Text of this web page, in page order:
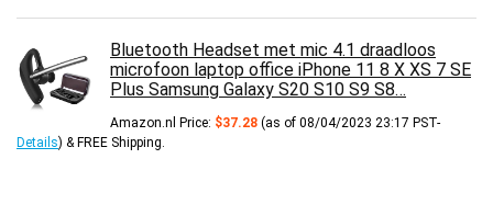
Bluetooth Headset met mic 4.1 draadloos
microfoon laptop office iPhone 11 8 X XS 7 SE
Plus Samsung Galaxy S20 S10 S9 S8…
Amazon.nl Price: $37.28 (as of 08/04/2023 23:17 PST-
Details) & FREE Shipping